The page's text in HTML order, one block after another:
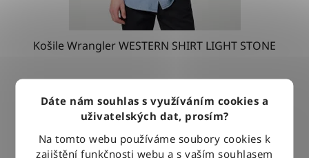
Dáte nám souhlas s využíváním cookies a
uživatelských dat, prosím?
Na tomto webu používáme soubory cookies k
zajištění funkčnosti webu a s vaším souhlasem
Košile Wrangler WESTERN SHIRT LIGHT STONE
1 279 Kč
DETAIL